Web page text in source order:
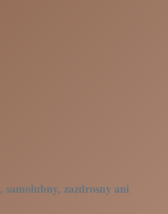
samolubny, zazdrosny ani